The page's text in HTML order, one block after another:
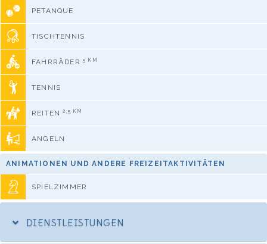
PETANQUE
TISCHTENNIS
FAHRRÄDER 5 KM
TENNIS
REITEN2,5 KM
ANGELN
ANIMATIONEN UND ANDERE FREIZEITAKTIVITÄTEN
SPIELZIMMER
DIENSTLEISTUNGEN